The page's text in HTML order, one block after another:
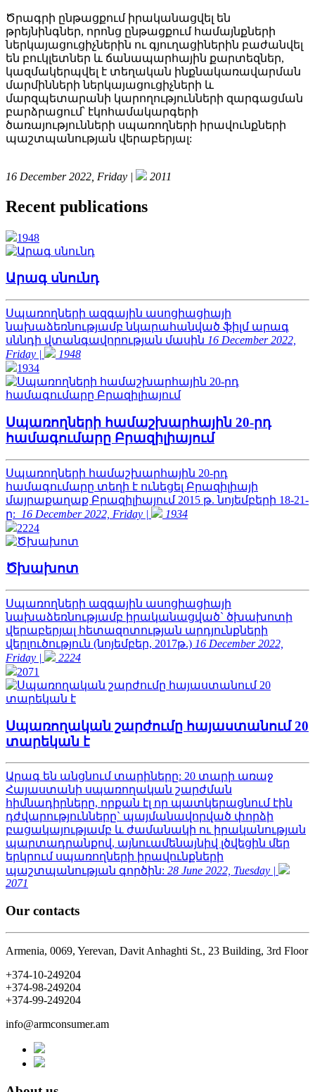
Ծրագրի ընթացքում իրականացվել են
թրեյնինգներ, որոնց ընթացքում համայնքների
ներկայացուցիչներին ու գյուղացիներին բաժանվել
են բուկլետներ և ճանապարհային քարտեզներ,
կազմակերպվել է տեղական ինքնակառավարման
մարմինների ներկայացուցիչների և
մարզպետարանի կարողությունների զարգացման
բարձրացում՝ էկոհամակարգերի
ծառայությունների սպառողների իրավունքների
պաշտպանության վերաբերյալ:
16 December 2022, Friday | 2011
Recent publications
1948
Արագ սնունդ
Սպառողների ազգային ասոցիացիայի
նախաձեռնությամբ նկարահանված ֆիլմ արագ
սննդի վտանգավորության մասին 16 December 2022,
Friday |
1948
1934
Սպառողների համաշխարհային 20-րդ
համագումարը Բրազիլիայում
Սպառողների համաշխարհային 20-րդ
համագումարը տեղի է ունեցել Բրազիլիայի
մայրաքաղաք Բրազիլիայում 2015 թ. նոյեմբերի 18-21-
ը:
16 December 2022, Friday |
1934
2224
Ծխախոտ
Սպառողների ազգային ասոցիացիայի
նախաձեռնությամբ իրականացված` ծխախոտի
վերաբերյալ հետազոտության արդյունքների
վերլուծություն (նոյեմբեր, 2017թ.) 16 December 2022,
Friday |
2224
2071
Սպառողական շարժումը հայաստանում 20
տարեկան է
Արագ են անցնում տարիները: 20 տարի առաջ
Հայաստանի սպառողական շարժման
հիմնադիրները, որքան էլ որ պատկերացնում էին
դժվարությունները` պայմանավորված փորձի
բացակայությամբ և ժամանակի ու իրականության
պարտադրանքով, այնուամենայնիվ լծվեցին մեր
երկրում սպառողների իրավունքների
պաշտպանության գործին: 28 June 2022, Tuesday |
2071
Our contacts
Armenia, 0069, Yerevan, Davit Anhaghti St., 23 Building, 3rd Floor
+374-10-249204
+374-98-249204
+374-99-249204
info@armconsumer.am